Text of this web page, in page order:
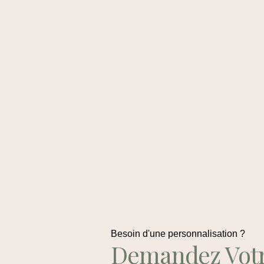
Besoin d'une personnalisation ?
Demandez